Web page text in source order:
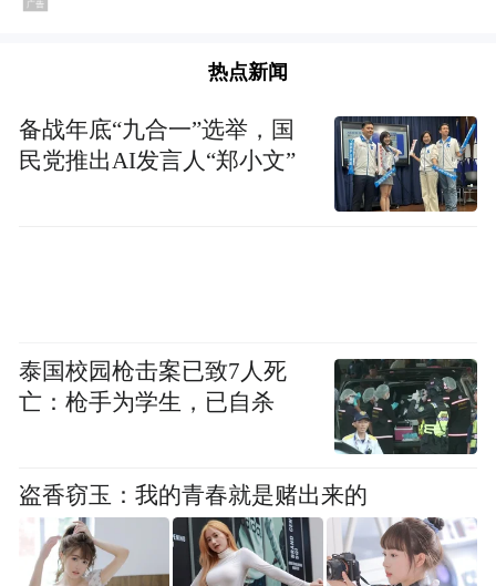
热点新闻
备战年底“九合一”选举，国
民党推出AI发言人“郑小文”
泰国校园枪击案已致7人死
亡：枪手为学生，已自杀
盗香窃玉：我的青春就是赌出来的